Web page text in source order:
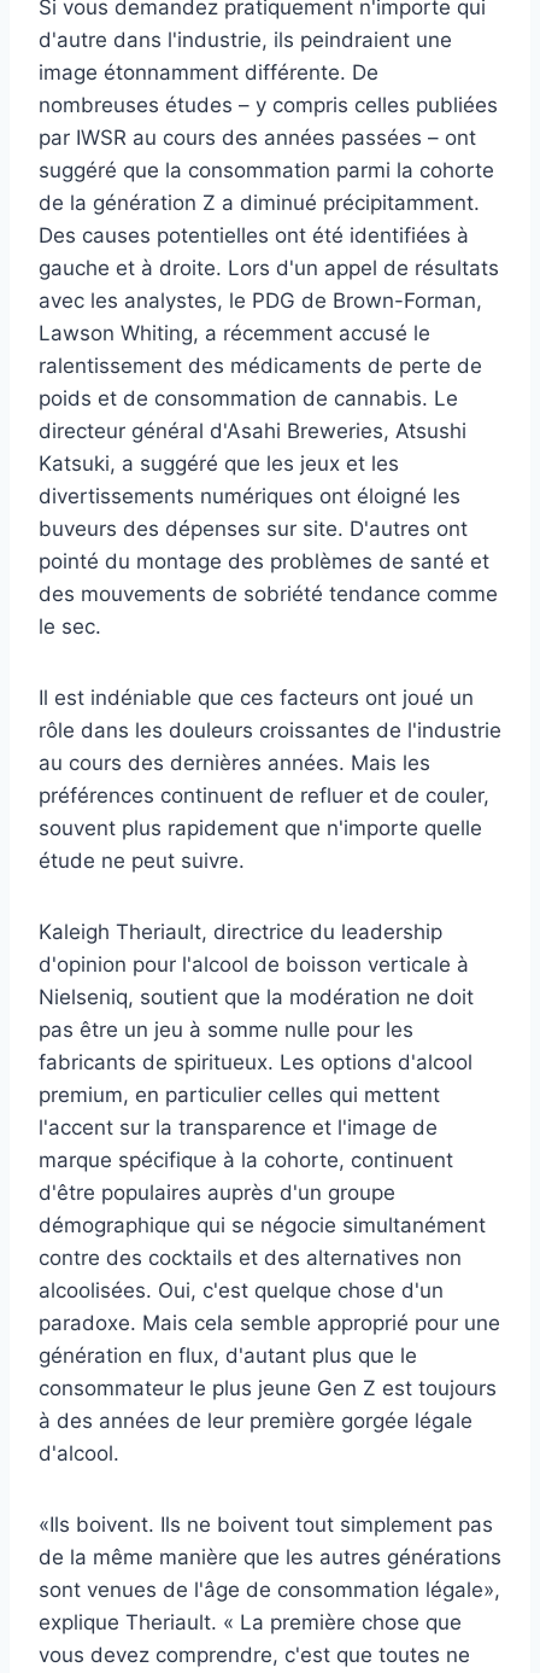
Si vous demandez pratiquement n'importe qui
d'autre dans l'industrie, ils peindraient une
image étonnamment différente. De
nombreuses études – y compris celles publiées
par IWSR au cours des années passées – ont
suggéré que la consommation parmi la cohorte
de la génération Z a diminué précipitamment.
Des causes potentielles ont été identifiées à
gauche et à droite. Lors d'un appel de résultats
avec les analystes, le PDG de Brown-Forman,
Lawson Whiting, a récemment accusé le
ralentissement des médicaments de perte de
poids et de consommation de cannabis. Le
directeur général d'Asahi Breweries, Atsushi
Katsuki, a suggéré que les jeux et les
divertissements numériques ont éloigné les
buveurs des dépenses sur site. D'autres ont
pointé du montage des problèmes de santé et
des mouvements de sobriété tendance comme
le sec.
Il est indéniable que ces facteurs ont joué un
rôle dans les douleurs croissantes de l'industrie
au cours des dernières années. Mais les
préférences continuent de refluer et de couler,
souvent plus rapidement que n'importe quelle
étude ne peut suivre.
Kaleigh Theriault, directrice du leadership
d'opinion pour l'alcool de boisson verticale à
Nielseniq, soutient que la modération ne doit
pas être un jeu à somme nulle pour les
fabricants de spiritueux. Les options d'alcool
premium, en particulier celles qui mettent
l'accent sur la transparence et l'image de
marque spécifique à la cohorte, continuent
d'être populaires auprès d'un groupe
démographique qui se négocie simultanément
contre des cocktails et des alternatives non
alcoolisées. Oui, c'est quelque chose d'un
paradoxe. Mais cela semble approprié pour une
génération en flux, d'autant plus que le
consommateur le plus jeune Gen Z est toujours
à des années de leur première gorgée légale
d'alcool.
«Ils boivent. Ils ne boivent tout simplement pas
de la même manière que les autres générations
sont venues de l'âge de consommation légale»,
explique Theriault. « La première chose que
vous devez comprendre, c'est que toutes ne